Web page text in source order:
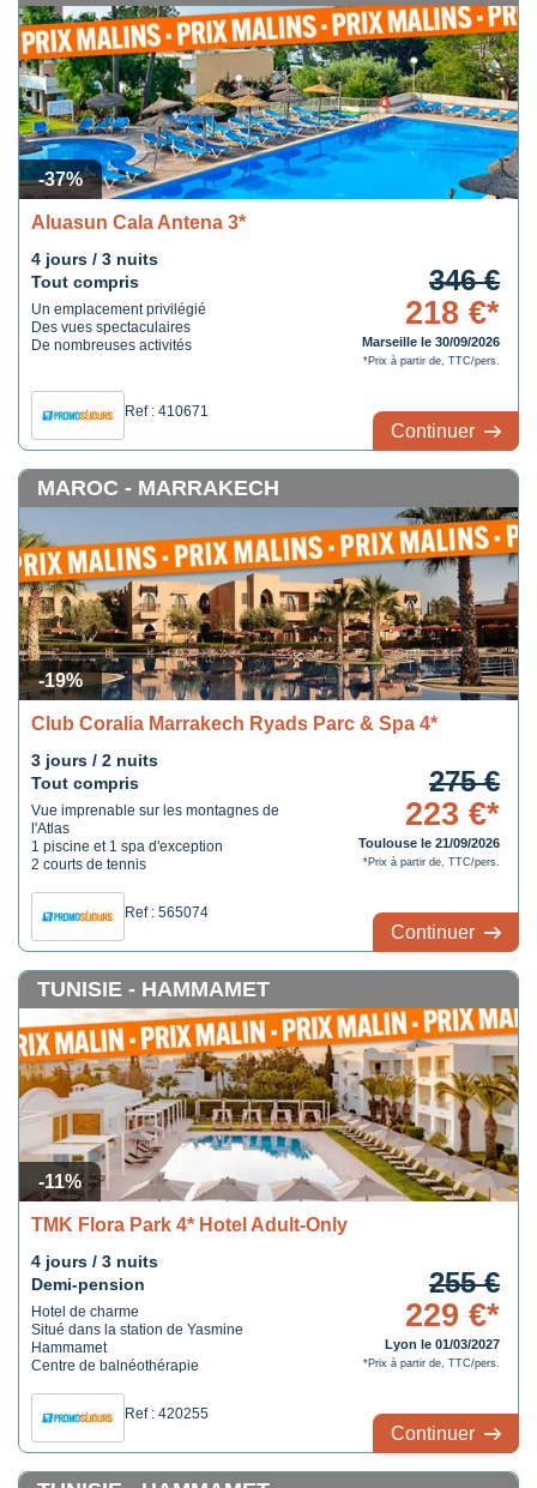
-37%
Aluasun Cala Antena 3*
4 jours / 3 nuits
Tout compris
Un emplacement privilégié
Des vues spectaculaires
De nombreuses activités
Ref : 410671
346 €
218 €*
Marseille le 30/09/2026
*Prix à partir de, TTC/pers.
Continuer
-19%
MAROC - MARRAKECH
Club Coralia Marrakech Ryads Parc & Spa 4*
3 jours / 2 nuits
Tout compris
Vue imprenable sur les montagnes de
l'Atlas
1 piscine et 1 spa d'exception
2 courts de tennis
Ref : 565074
275 €
223 €*
Toulouse le 21/09/2026
*Prix à partir de, TTC/pers.
Continuer
-11%
TUNISIE - HAMMAMET
TMK Flora Park 4* Hotel Adult-Only
4 jours / 3 nuits
Demi-pension
Hotel de charme
Situé dans la station de Yasmine
Hammamet
Centre de balnéothérapie
Ref : 420255
255 €
229 €*
Lyon le 01/03/2027
*Prix à partir de, TTC/pers.
Continuer